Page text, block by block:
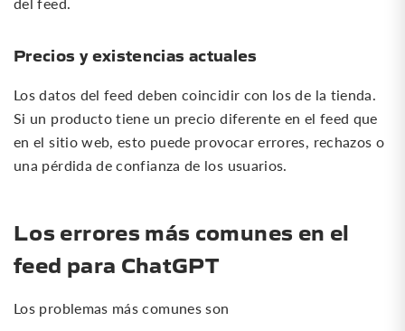
Precios y existencias actuales
Los datos del feed deben coincidir con los de la tienda.
Si un producto tiene un precio diferente en el feed que
en el sitio web, esto puede provocar errores, rechazos o
una pérdida de confianza de los usuarios.
Los errores más comunes en el
feed para ChatGPT
Los problemas más comunes son